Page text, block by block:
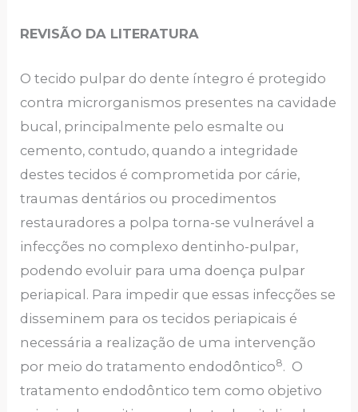
REVISÃO DA LITERATURA
O tecido pulpar do dente íntegro é protegido
contra microrganismos presentes na cavidade
bucal, principalmente pelo esmalte ou
cemento, contudo, quando a integridade
destes tecidos é comprometida por cárie,
traumas dentários ou procedimentos
restauradores a polpa torna-se vulnerável a
infecções no complexo dentinho-pulpar,
podendo evoluir para uma doença pulpar
periapical. Para impedir que essas infecções se
disseminem para os tecidos periapicais é
necessária a realização de uma intervenção
por meio do tratamento endodôntico8. O
tratamento endodôntico tem como objetivo